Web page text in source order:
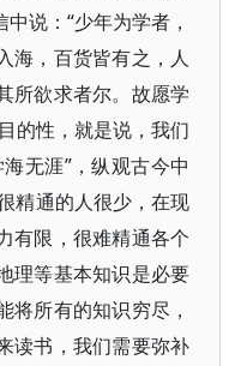
说：“少年为学者，
海，百货皆有之，人
所欲求者尔。故愿学
的性，就是说，我们
无涯”，纵观古今中
精通的人很少，在现
有限，很难精通各个
理等基本知识是必要
将所有的知识穷尽，
读书，我们需要弥补